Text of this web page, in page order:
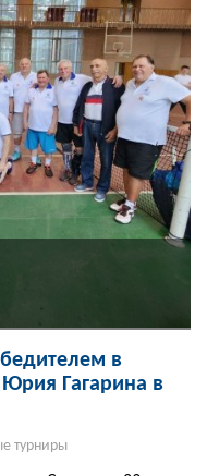
в
Гагарина в
турниры